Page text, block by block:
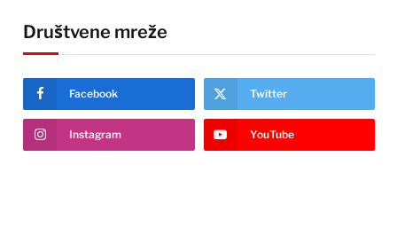
Društvene mreže
Facebook Twitter
Instagram YouTube